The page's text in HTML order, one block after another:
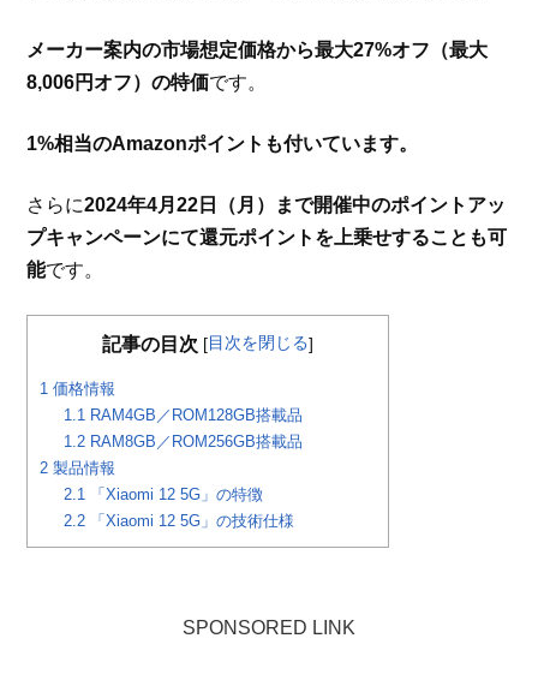
メーカー案内の市場想定価格から最大27%オフ（最大
8,006円オフ）の特価です。
1%相当のAmazonポイントも付いています。
さらに2024年4月22日（月）まで開催中のポイントアッ
プキャンペーンにて還元ポイントを上乗せすることも可
能です。
記事の目次 [目次を閉じる]
1 価格情報
1.1 RAM4GB／ROM128GB搭載品
1.2 RAM8GB／ROM256GB搭載品
2 製品情報
2.1 「Xiaomi 12 5G」の特徴
2.2 「Xiaomi 12 5G」の技術仕様
SPONSORED LINK